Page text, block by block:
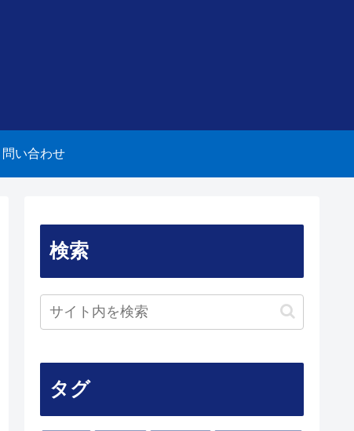
問い合わせ
検索
タグ